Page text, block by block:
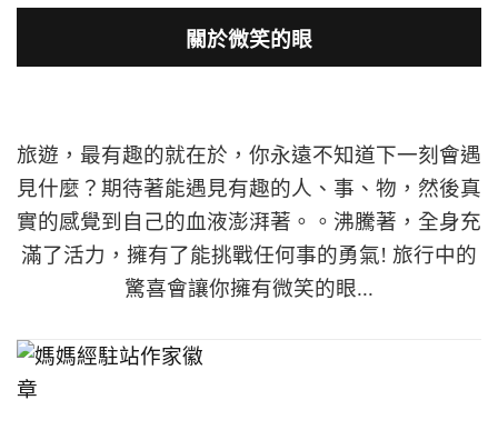
關於微笑的眼
旅遊，最有趣的就在於，你永遠不知道下一刻會遇
見什麼？期待著能遇見有趣的人、事、物，然後真
實的感覺到自己的血液澎湃著。。沸騰著，全身充
滿了活力，擁有了能挑戰任何事的勇氣! 旅行中的
驚喜會讓你擁有微笑的眼...